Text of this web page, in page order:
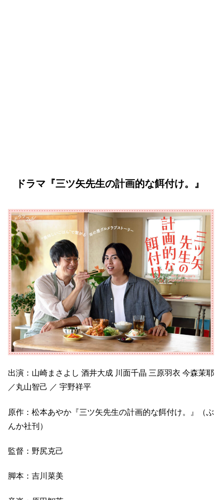
ドラマ『三ツ矢先生の計画的な餌付け。』
出演：山崎まさよし 酒井大成 川面千晶 三原羽衣 今森茉耶
／丸山智己 ／ 宇野祥平
原作：松本あやか『三ツ矢先生の計画的な餌付け。』（ぶ
んか社刊）
監督：野尻克⼰
脚本：吉川菜美